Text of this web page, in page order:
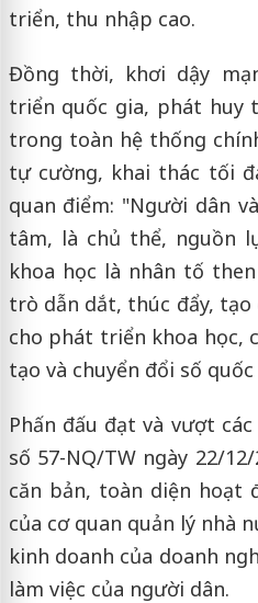
triển, thu nhập cao.
Đồng thời, khơi dậy
triển quốc gia, phát huy
trong toàn hệ thống
tự cường, khai thác tối
quan điểm: "Người dân
tâm, là chủ thể, nguồn
khoa học là nhân tố
trò dẫn dắt, thúc đẩy,
cho phát triển khoa học,
tạo và chuyển đổi số quốc
Phấn đấu đạt và vượt
số 57-NQ/TW ngày 22/
căn bản, toàn diện hoạt
của cơ quan quản lý nhà
kinh doanh của doanh
làm việc của người dân.